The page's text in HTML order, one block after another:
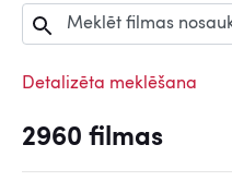
Detalizēta meklēšana
2960 filmas